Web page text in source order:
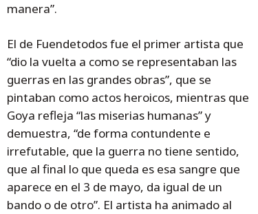
manera”.
El de Fuendetodos fue el primer artista que
“dio la vuelta a como se representaban las
guerras en las grandes obras”, que se
pintaban como actos heroicos, mientras que
Goya refleja “las miserias humanas” y
demuestra, “de forma contundente e
irrefutable, que la guerra no tiene sentido,
que al final lo que queda es esa sangre que
aparece en el 3 de mayo, da igual de un
bando o de otro”. El artista ha animado al